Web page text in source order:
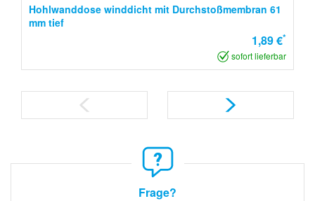
Hohlwanddose winddicht mit Durchstoßmembran 61
mm tief
1,89 €*
sofort lieferbar
Frage?